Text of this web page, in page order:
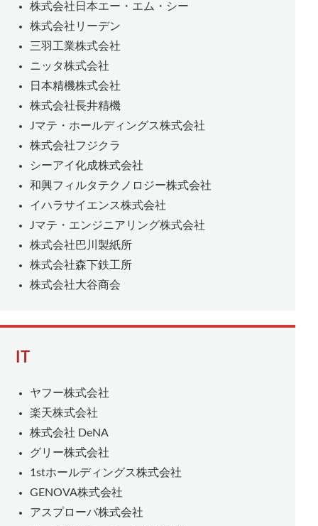
株式会社日本エー・エム・シー
株式会社リーデン
三羽工業株式会社
ニッタ株式会社
日本精機株式会社
株式会社長井精機
Jマテ・ホールディングス株式会社
株式会社フジクラ
シーアイ化成株式会社
和興フィルタテクノロジー株式会社
イハラサイエンス株式会社
Jマテ・エンジニアリング株式会社
株式会社巴川製紙所
株式会社森下鉄工所
株式会社大谷商会
IT
ヤフー株式会社
楽天株式会社
株式会社 DeNA
グリー株式会社
1stホールディングス株式会社
GENOVA株式会社
アスプローバ株式会社